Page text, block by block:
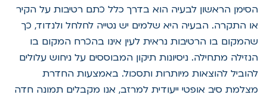
הסימן הראשון לבעיה הוא בדרך כלל כתם רטיבות על הקיר
או התקרה. הבעיה היא שלמים יש נטייה לחלחל ולנדוד, כך
שהמקום בו הרטיבות נראית לעין אינו בהכרח המקום בו
הנזילה מתחילה. ניסיונות תיקון המבוססים על ניחוש עלולים
להוביל להוצאות מיותרות ותסכול. באמצעות החדרת
מצלמת סיב אופטי ייעודית למרזב, אנו מקבלים תמונה חדה